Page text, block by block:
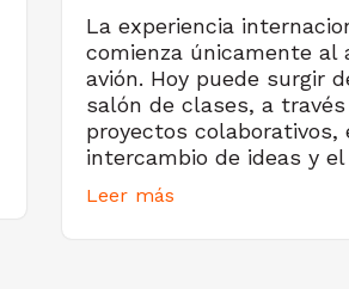
La experiencia
comienza únicamente al
avión. Hoy puede surgir
salón de clases, a través
proyectos colaborativos,
intercambio de ideas y el
Leer más